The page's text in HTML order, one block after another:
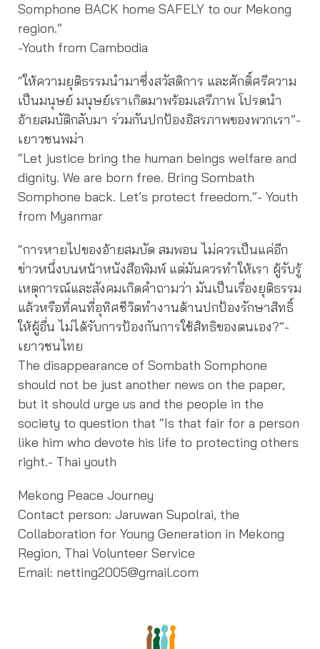
Somphone BACK home SAFELY to our Mekong
region.”
-Youth from Cambodia
“ให้ความยุติธรรมนำมาซึ่งสวัสดิการ และศักดิ์ศรีความ
เป็นมนุษย์ มนุษย์เราเกิดมาพร้อมเสรีภาพ โปรดนำ
อ้ายสมบัติกลับมา ร่วมกันปกป้องอิสรภาพของพวกเรา”-
เยาวชนพม่า
“Let justice bring the human beings welfare and
dignity. We are born free. Bring Sombath
Somphone back. Let’s protect freedom.”- Youth
from Myanmar
“การหายไปของอ้ายสมบัด สมพอน ไม่ควรเป็นแค่อีก
ข่าวหนึ่งบนหน้าหนังสือพิมพ์ แต่มันควรทำให้เรา ผู้รับรู้
เหตุการณ์และสังคมเกิดคำถามว่า มันเป็นเรื่องยุติธรรม
แล้วหรือที่คนที่อุทิศชีวิตทำงานด้านปกป้องรักษาสิทธิ์
ให้ผู้อื่น ไม่ได้รับการป้องกันการใช้สิทธิของตนเอง?”-
เยาวชนไทย
The disappearance of Sombath Somphone
should not be just another news on the paper,
but it should urge us and the people in the
society to question that “Is that fair for a person
like him who devote his life to protecting others
right.- Thai youth
Mekong Peace Journey
Contact person: Jaruwan Supolrai, the
Collaboration for Young Generation in Mekong
Region, Thai Volunteer Service
Email: netting2005@gmail.com